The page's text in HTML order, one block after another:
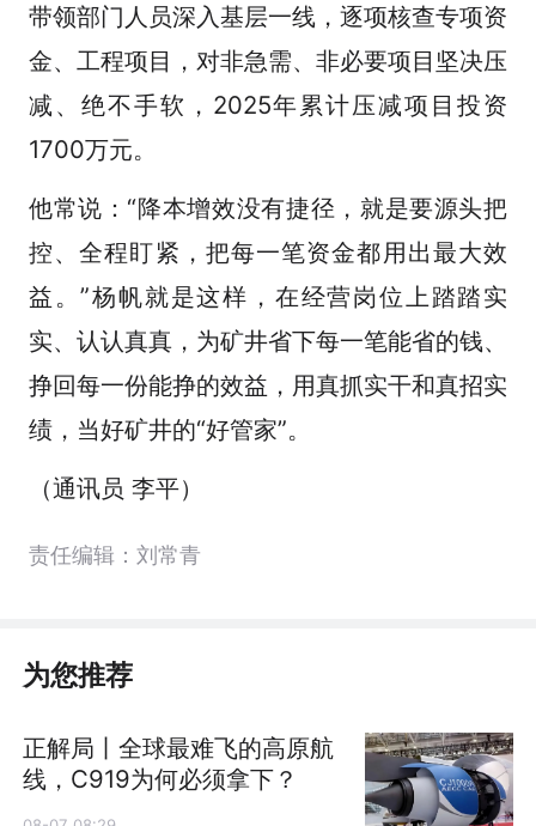
带领部门人员深入基层一线，逐项核查专项资
金、工程项目，对非急需、非必要项目坚决压
减、绝不手软，2025年累计压减项目投资
1700万元。
他常说：“降本增效没有捷径，就是要源头把
控、全程盯紧，把每一笔资金都用出最大效
益。”杨帆就是这样，在经营岗位上踏踏实
实、认认真真，为矿井省下每一笔能省的钱、
挣回每一份能挣的效益，用真抓实干和真招实
绩，当好矿井的“好管家”。
（通讯员 李平）
责任编辑：刘常青
为您推荐
正解局丨全球最难飞的高原航
线，C919为何必须拿下？